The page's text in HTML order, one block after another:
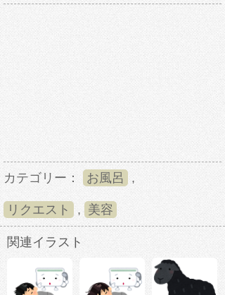
カテゴリー： お風呂 ,
リクエスト , 美容
関連イラスト